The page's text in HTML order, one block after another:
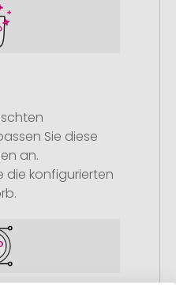
Sie diese
an.
die konfigurierten